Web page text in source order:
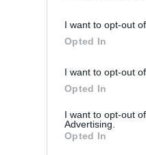
I want to opt-out
Opted In
I want to opt-out
Opted In
I want to opt-out
Advertising.
Opted In